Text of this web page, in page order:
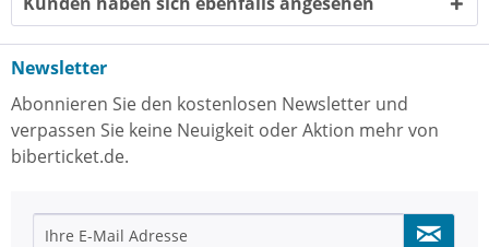
Newsletter
Abonnieren Sie den kostenlosen Newsletter und
verpassen Sie keine Neuigkeit oder Aktion mehr von
biberticket.de.